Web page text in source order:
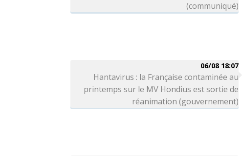
(communiqué)
06/08 18:07
Hantavirus : la Française contaminée au
printemps sur le MV Hondius est sortie de
réanimation (gouvernement)